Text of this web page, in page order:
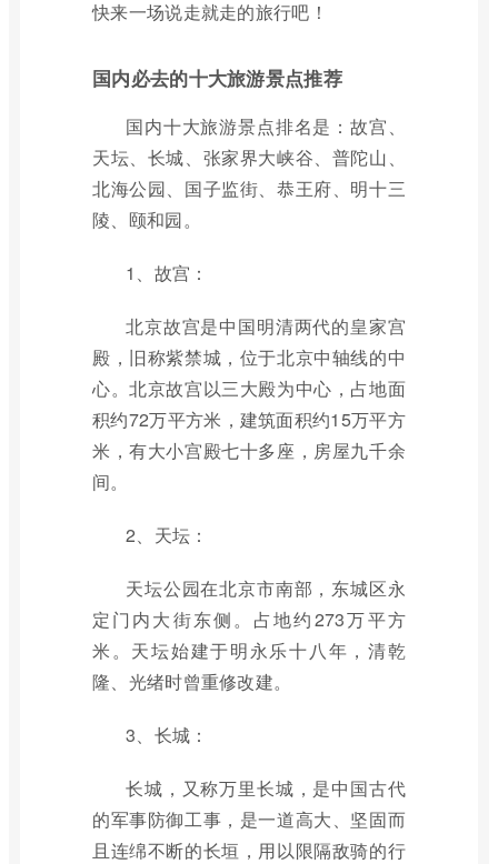
快来一场说走就走的旅行吧！
国内必去的十大旅游景点推荐
国内十大旅游景点排名是：故宫、
天坛、长城、张家界大峡谷、普陀山、
北海公园、国子监街、恭王府、明十三
陵、颐和园。
1、故宫：
北京故宫是中国明清两代的皇家宫
殿，旧称紫禁城，位于北京中轴线的中
心。北京故宫以三大殿为中心，占地面
积约72万平方米，建筑面积约15万平方
米，有大小宫殿七十多座，房屋九千余
间。
2、天坛：
天坛公园在北京市南部，东城区永
定门内大街东侧。占地约273万平方
米。天坛始建于明永乐十八年，清乾
隆、光绪时曾重修改建。
3、长城：
长城，又称万里长城，是中国古代
的军事防御工事，是一道高大、坚固而
且连绵不断的长垣，用以限隔敌骑的行